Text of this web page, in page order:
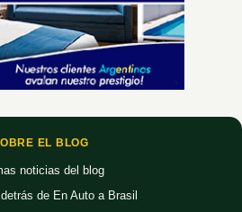
EL BLOG
noticias del blog
detrás de En Auto a Brasil